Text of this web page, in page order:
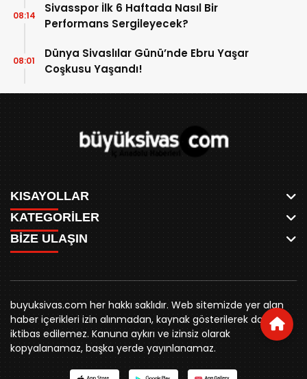
Sivasspor İlk 6 Haftada Nasıl Bir
Performans Sergileyecek?
08:14
Dünya Sivaslılar Günü’nde Ebru Yaşar
Coşkusu Yaşandı!
08:01
KISAYOLLAR
ANASAYFA
AKSU CANLI
MEYDAN CANLI
MEDRESELER CANLI
MERAKÜM CANLI
YUKARI TEKKE CANLI
KURUMSAL KİMLİK
REKLAM FİYATLARI
BİZE ULAŞIN
KÜNYE
RESMİ İLANLAR
KATEGORİLER
WHATSAPP
SPOR
SİYASET
BELEDİYE
SİVAS VALİLİĞİ
ÜNİVERSİTE
KURUMLAR
STK
YORUM
BİZE ULAŞIN
0346 221 00 60
buyuksivashaber@gmail.com
Örtülüpınar Mah. İnönü Bulvarı Özkahya Apt. Kat:3 D:7
Sivas
buyuksivas.com her hakkı saklıdır. Web sitemizde yer alan
haber içerikleri izin alınmadan, kaynak gösterilerek dahi
iktibas edilemez. Kanuna aykırı ve izinsiz olarak
kopyalanamaz, başka yerde yayınlanamaz.